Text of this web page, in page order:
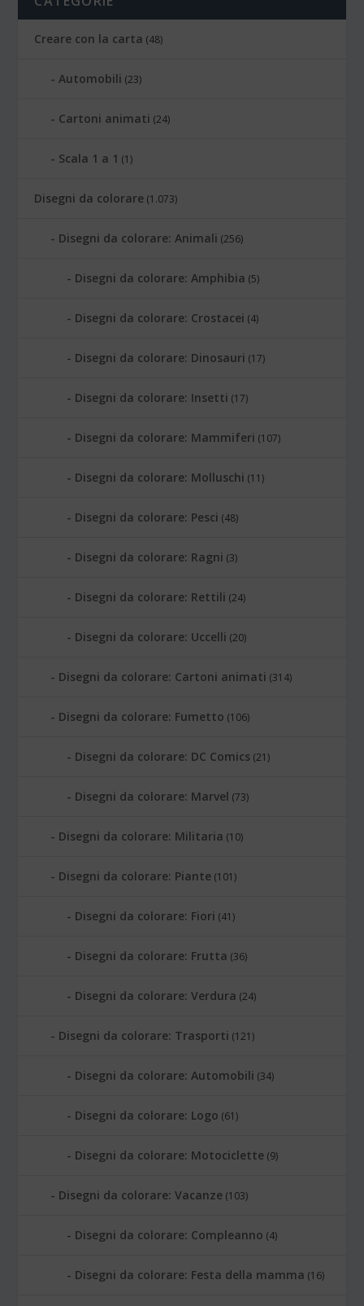
Creare con la carta (48)
Automobili (23)
Cartoni animati (24)
Scala 1 a 1 (1)
Disegni da colorare (1.073)
Disegni da colorare: Animali (256)
Disegni da colorare: Amphibia (5)
Disegni da colorare: Crostacei (4)
Disegni da colorare: Dinosauri (17)
Disegni da colorare: Insetti (17)
Disegni da colorare: Mammiferi (107)
Disegni da colorare: Molluschi (11)
Disegni da colorare: Pesci (48)
Disegni da colorare: Ragni (3)
Disegni da colorare: Rettili (24)
Disegni da colorare: Uccelli (20)
Disegni da colorare: Cartoni animati (314)
Disegni da colorare: Fumetto (106)
Disegni da colorare: DC Comics (21)
Disegni da colorare: Marvel (73)
Disegni da colorare: Militaria (10)
Disegni da colorare: Piante (101)
Disegni da colorare: Fiori (41)
Disegni da colorare: Frutta (36)
Disegni da colorare: Verdura (24)
Disegni da colorare: Trasporti (121)
Disegni da colorare: Automobili (34)
Disegni da colorare: Logo (61)
Disegni da colorare: Motociclette (9)
Disegni da colorare: Vacanze (103)
Disegni da colorare: Compleanno (4)
Disegni da colorare: Festa della mamma (16)